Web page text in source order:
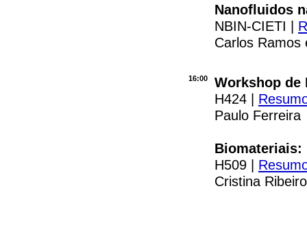
Nanofluidos
NBIN-CIETI |
Carlos Ramos
16:00
Workshop de
H424 |
Paulo Ferreira
Biomateriais:
H509 |
Cristina Ribeiro